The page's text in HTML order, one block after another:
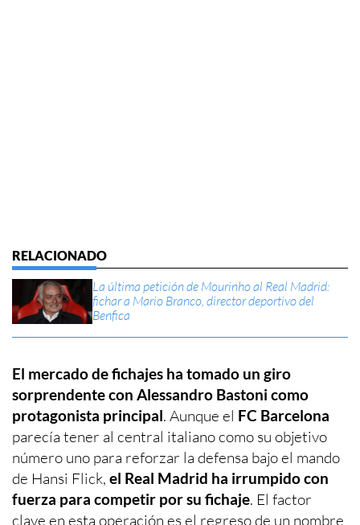
La última petición de Mourinho al Real Madrid:
fichar a Mario Branco, director deportivo del
Benfica
El mercado de fichajes ha tomado un giro
sorprendente con Alessandro Bastoni como
protagonista principal. Aunque el FC Barcelona
parecía tener al central italiano como su objetivo
número uno para reforzar la defensa bajo el mando
de Hansi Flick, el Real Madrid ha irrumpido con
fuerza para competir por su fichaje. El factor
clave en esta operación es el regreso de un nombre